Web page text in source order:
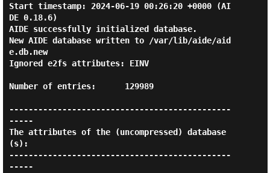
Start timestamp: 2024-06-19 00:26:20 +0000 (AI
DE 0.18.6)
AIDE successfully initialized database.
New AIDE database written to /var/lib/aide/aid
e.db.new
Ignored e2fs attributes: EINV
Number of entries:      129989
----------------------------------------------
-----
The attributes of the (uncompressed) database
(s):
----------------------------------------------
-----